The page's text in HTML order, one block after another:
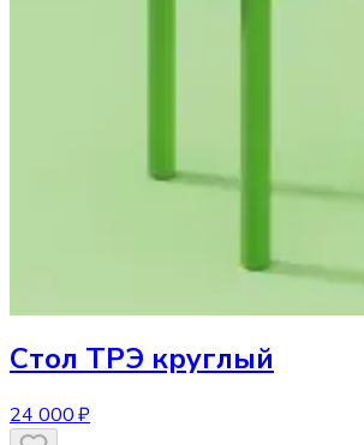
Стол ТРЭ круглый
24 000 ₽